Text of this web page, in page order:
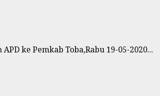
ke Pemkab Toba,Rabu 19-05-2020...